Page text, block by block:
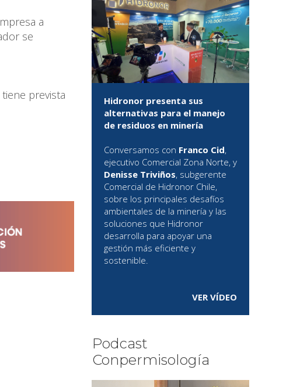
a
se
prevista
Hidronor presenta sus
alternativas para el manejo
de residuos en minería
Conversamos con Franco Cid,
ejecutivo Comercial Zona Norte, y
Denisse Triviños, subgerente
Comercial de Hidronor Chile,
sobre los principales desafíos
ambientales de la minería y las
soluciones que Hidronor
desarrolla para apoyar una
gestión más eficiente y
sostenible.
VER VÍDEO
Podcast
Conpermisología